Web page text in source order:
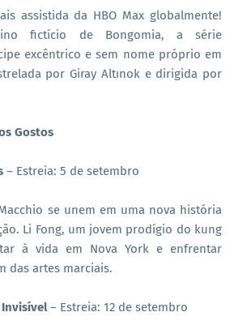
assistida da HBO Max globalmente!
fictício de Bongomia, a série
excêntrico e sem nome próprio em
por Giray Altınok e dirigida por
Gostos
– Estreia: 5 de setembro
se unem em uma nova história
Li Fong, um jovem prodígio do kung
à vida em Nova York e enfrentar
das artes marciais.
Invisível– Estreia: 12 de setembro